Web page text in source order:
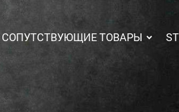
СОПУТСТВУЮЩИЕ ТОВАРЫ